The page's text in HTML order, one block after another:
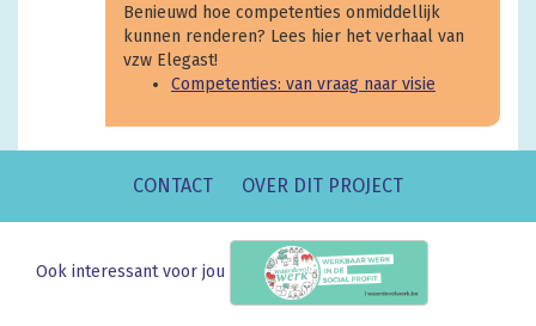
Benieuwd hoe competenties onmiddellijk
kunnen renderen? Lees hier het verhaal van
vzw Elegast!
Competenties: van vraag naar visie
CONTACT OVER DIT PROJECT
Ook interessant voor jou